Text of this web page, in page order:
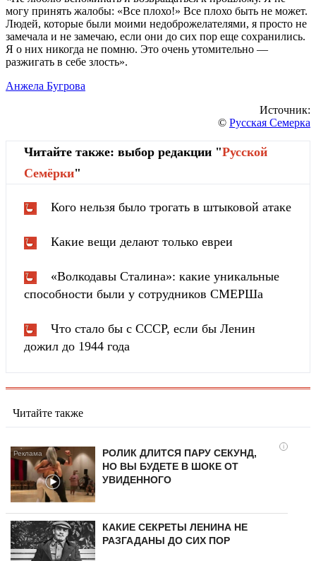
могу принять жалобы: «Все плохо!» Все плохо быть не может.
Людей, которые были моими недоброжелателями, я просто не
замечала и не замечаю, если они до сих пор еще сохранились.
Я о них никогда не помню. Это очень утомительно —
разжигать в себе злость».
Анжела Бугрова
Источник:
© Русская Семерка
Читайте также: выбор редакции "Русской
Cемёрки"
Кого нельзя было трогать в штыковой атаке
Какие вещи делают только евреи
«Волкодавы Сталина»: какие уникальные
способности были у сотрудников СМЕРШа
Что стало бы с СССР, если бы Ленин
дожил до 1944 года
Читайте также
i
РОЛИК ДЛИТСЯ ПАРУ СЕКУНД,
НО ВЫ БУДЕТЕ В ШОКЕ ОТ
УВИДЕННОГО
КАКИЕ СЕКРЕТЫ ЛЕНИНА НЕ
РАЗГАДАНЫ ДО СИХ ПОР